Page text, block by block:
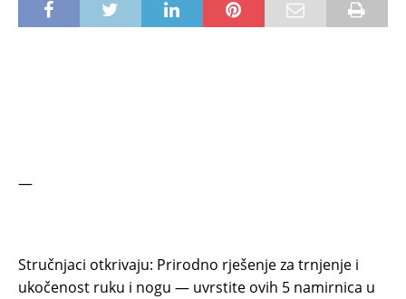
—
Stručnjaci otkrivaju: Prirodno rješenje za trnjenje i
ukočenost ruku i nogu — uvrstite ovih 5 namirnica u